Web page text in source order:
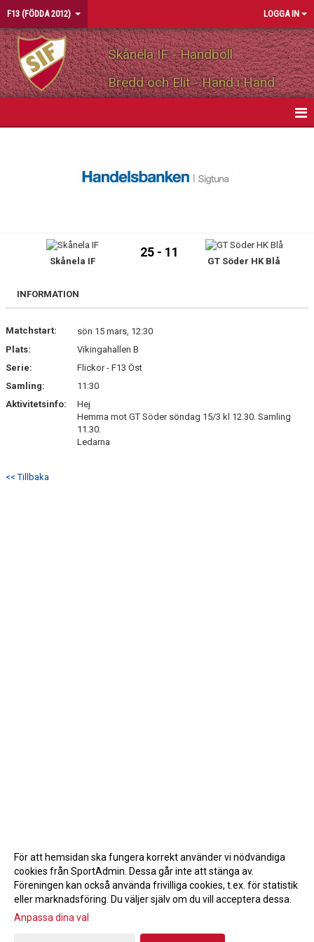
F13 (FÖDDA 2012) LOGGA IN
Skånela IF - Handboll
Bredd och Elit - Hand i Hand
BILDGALLERI
KONTAKT
Skånela IF
25 - 11
GT Söder HK Blå
INFORMATION
Matchstart:
sön 15 mars, 12:30
Plats:
Vikingahallen B
Serie:
Flickor - F13 Öst
Samling:
11:30
Aktivitetsinfo:
Hej
Hemma mot GT Söder söndag 15/3 kl 12.30. Samling
11.30.
Ledarna
<< Tillbaka
För att hemsidan ska fungera korrekt använder vi nödvändiga
cookies från SportAdmin. Dessa går inte att stänga av.
Föreningen kan också använda frivilliga cookies, t.ex. för statistik
eller marknadsföring. Du väljer själv om du vill acceptera dessa.
Anpassa dina val